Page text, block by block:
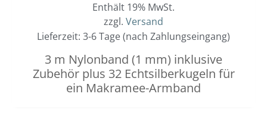
Enthält 19% MwSt.
zzgl. Versand
Lieferzeit: 3-6 Tage (nach Zahlungseingang)
3 m Nylonband (1 mm) inklusive
Zubehör plus 32 Echtsilberkugeln für
ein Makramee-Armband